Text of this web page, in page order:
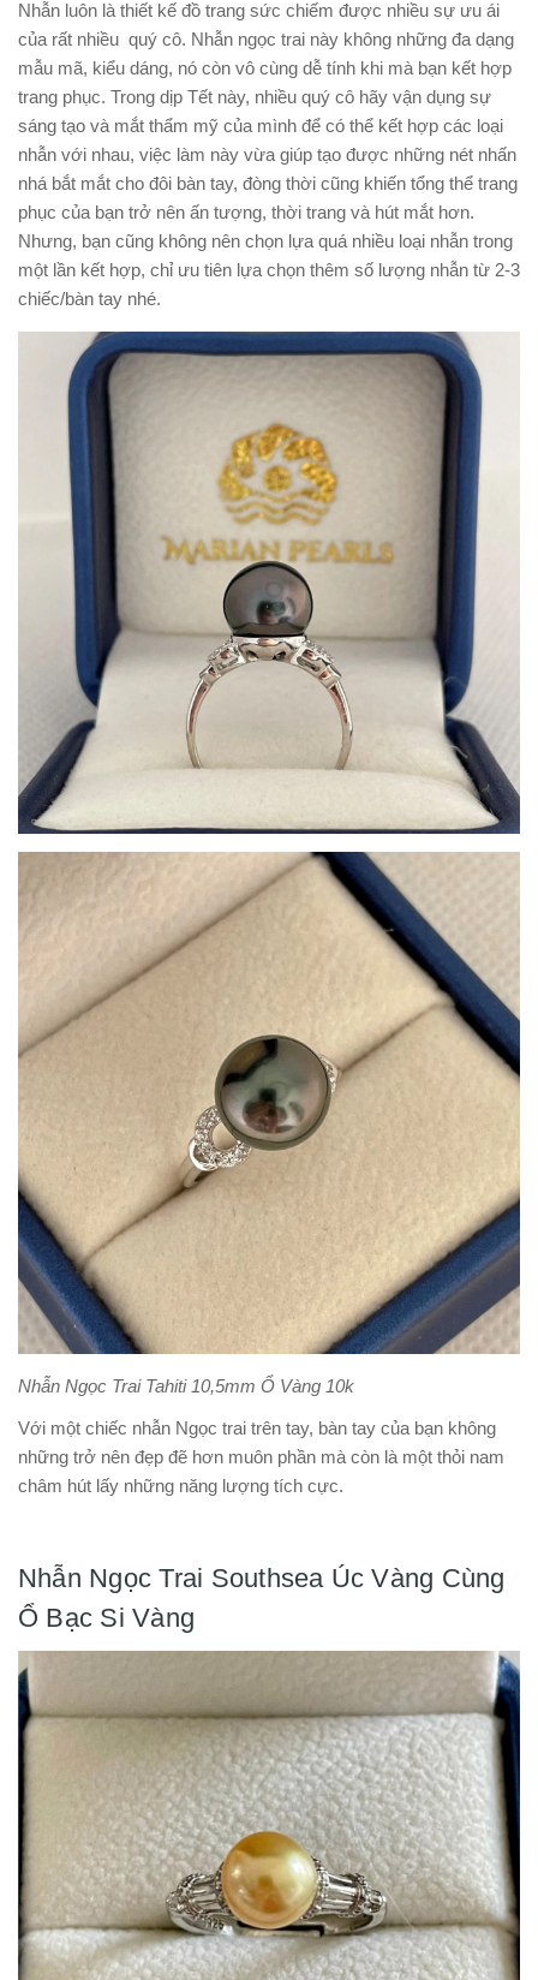
Nhẫn luôn là thiết kế đồ trang sức chiếm được nhiều sự ưu ái
của rất nhiều quý cô. Nhẫn ngọc trai này không những đa dạng
mẫu mã, kiểu dáng, nó còn vô cùng dễ tính khi mà bạn kết hợp
trang phục. Trong dịp Tết này, nhiều quý cô hãy vận dụng sự
sáng tạo và mắt thẩm mỹ của mình để có thể kết hợp các loại
nhẫn với nhau, việc làm này vừa giúp tạo được những nét nhấn
nhá bắt mắt cho đôi bàn tay, đòng thời cũng khiến tổng thể trang
phục của bạn trở nên ấn tượng, thời trang và hút mắt hơn.
Nhưng, bạn cũng không nên chọn lựa quá nhiều loại nhẫn trong
một lần kết hợp, chỉ ưu tiên lựa chọn thêm số lượng nhẫn từ 2-3
chiếc/bàn tay nhé.
Nhẫn Ngọc Trai Tahiti 10,5mm Ổ Vàng 10k
Với một chiếc nhẫn Ngọc trai trên tay, bàn tay của bạn không
những trở nên đẹp đẽ hơn muôn phần mà còn là một thỏi nam
châm hút lấy những năng lượng tích cực.
Nhẫn Ngọc Trai Southsea Úc Vàng Cùng
Ổ Bạc Si Vàng